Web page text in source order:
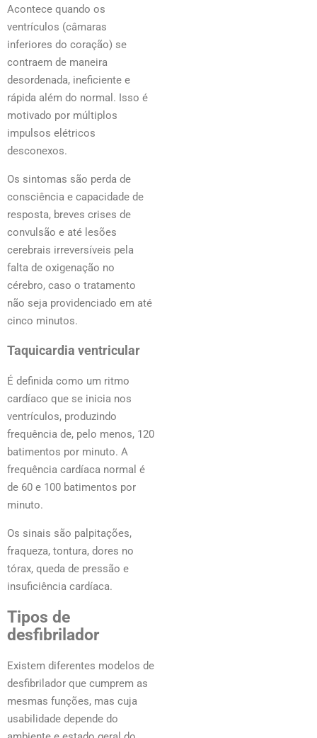
Acontece quando os
ventrículos (câmaras
inferiores do coração) se
contraem de maneira
desordenada, ineficiente e
rápida além do normal. Isso é
motivado por múltiplos
impulsos elétricos
desconexos.
Os sintomas são perda de
consciência e capacidade de
resposta, breves crises de
convulsão e até lesões
cerebrais irreversíveis pela
falta de oxigenação no
cérebro, caso o tratamento
não seja providenciado em até
cinco minutos.
Taquicardia ventricular
É definida como um ritmo
cardíaco que se inicia nos
ventrículos, produzindo
frequência de, pelo menos, 120
batimentos por minuto. A
frequência cardíaca normal é
de 60 e 100 batimentos por
minuto.
Os sinais são palpitações,
fraqueza, tontura, dores no
tórax, queda de pressão e
insuficiência cardíaca.
Tipos de
desfibrilador
Existem diferentes modelos de
desfibrilador que cumprem as
mesmas funções, mas cuja
usabilidade depende do